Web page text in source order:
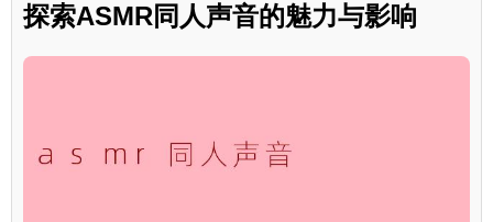
探索ASMR同人声音的魅力与影响